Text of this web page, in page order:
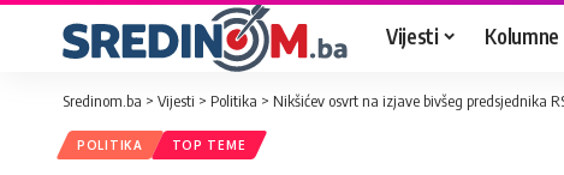
Vijesti Kolumne
Sredinom.ba > Vijesti > Politika > Nikšićev osvrt na izjave bivšeg predsjednika
POLITIKA TOP TEME